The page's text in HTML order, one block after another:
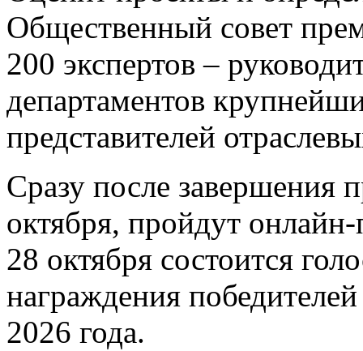
Общественный совет
200 экспертов –
департаментов
представителей
Сразу после завершения
октября, пройдут
28 октября состоится
награждения
2026 года.